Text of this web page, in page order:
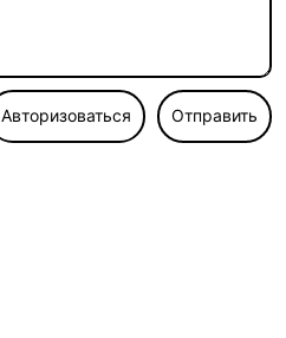
Авторизоваться Отправить